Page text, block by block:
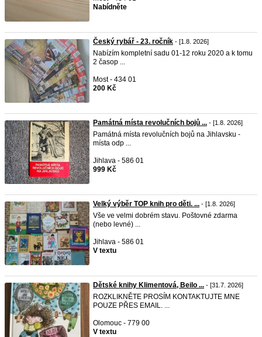
Nabídněte
Český rybář - 23. ročník - [1.8. 2026]
Nabízím kompletní sadu 01-12 roku 2020 a k tomu
2 časop ...
Most - 434 01
200 Kč
Památná místa revolučních bojů ... - [1.8. 2026]
Památná místa revolučních bojů na Jihlavsku -
místa odp ...
Jihlava - 586 01
999 Kč
Velký výběr TOP knih pro děti. ... - [1.8. 2026]
Vše ve velmi dobrém stavu. Poštovné zdarma
(nebo levné) ...
Jihlava - 586 01
V textu
Dětské knihy Klimentová, Beilo ... - [31.7. 2026]
ROZKLIKNĚTE PROSÍM KONTAKTUJTE MNE
POUZE PŘES EMAIL. ...
Olomouc - 779 00
V textu